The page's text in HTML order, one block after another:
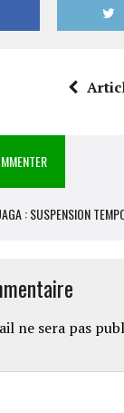
: SUSPENSION
ne sera pas